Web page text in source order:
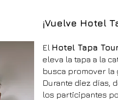
¡Vuelve Hotel
El Hotel Tapa
eleva la tapa a la
busca promover la
Durante diez días,
los participantes